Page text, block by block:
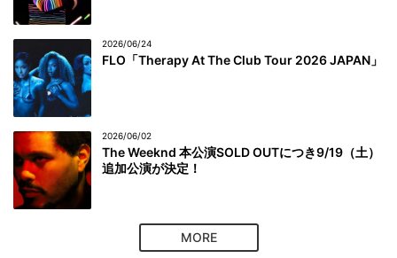
2026/06/24
FLO「Therapy At The Club Tour 2026 JAPAN」
2026/06/02
The Weeknd 本公演SOLD OUTにつき9/19（土）
追加公演が決定！
MORE